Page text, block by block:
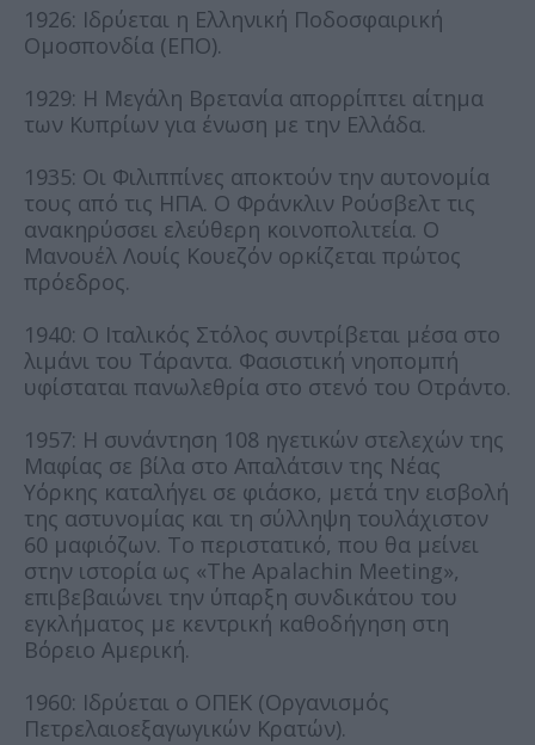
1926: Ιδρύεται η Ελληνική Ποδοσφαιρική
Ομοσπονδία (ΕΠΟ).
1929: Η Μεγάλη Βρετανία απορρίπτει αίτημα
των Κυπρίων για ένωση με την Ελλάδα.
1935: Οι Φιλιππίνες αποκτούν την αυτονομία
τους από τις ΗΠΑ. Ο Φράνκλιν Ρούσβελτ τις
ανακηρύσσει ελεύθερη κοινοπολιτεία. Ο
Μανουέλ Λουίς Κουεζόν ορκίζεται πρώτος
πρόεδρος.
1940: Ο Ιταλικός Στόλος συντρίβεται μέσα στο
λιμάνι του Τάραντα. Φασιστική νηοπομπή
υφίσταται πανωλεθρία στο στενό του Οτράντο.
1957: Η συνάντηση 108 ηγετικών στελεχών της
Μαφίας σε βίλα στο Απαλάτσιν της Νέας
Υόρκης καταλήγει σε φιάσκο, μετά την εισβολή
της αστυνομίας και τη σύλληψη τουλάχιστον
60 μαφιόζων. Το περιστατικό, που θα μείνει
στην ιστορία ως «The Apalachin Meeting»,
επιβεβαιώνει την ύπαρξη συνδικάτου του
εγκλήματος με κεντρική καθοδήγηση στη
Βόρειο Αμερική.
1960: Ιδρύεται ο ΟΠΕΚ (Οργανισμός
Πετρελαιοεξαγωγικών Κρατών).